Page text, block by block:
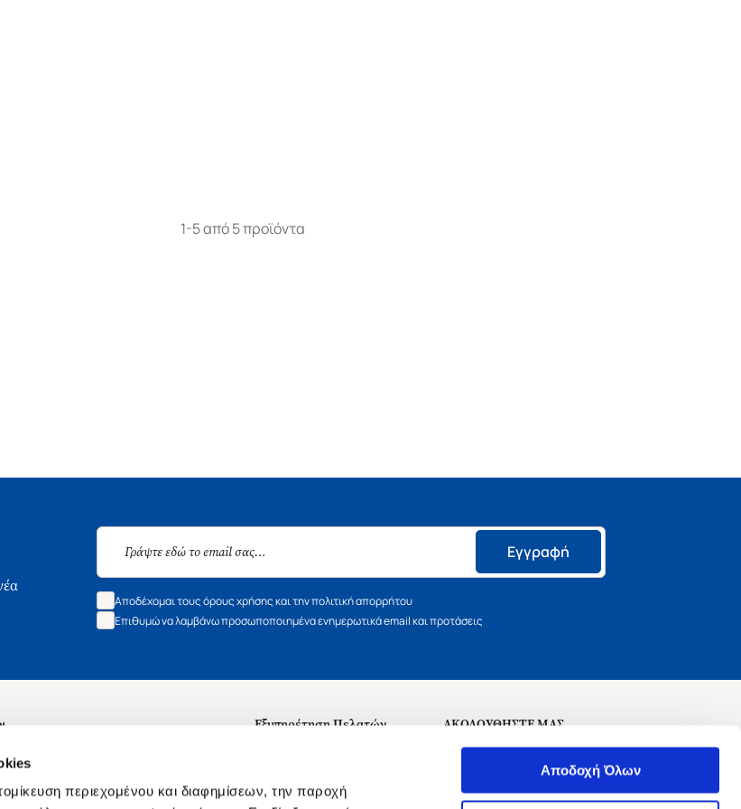
περιεχομένου και διαφημίσεων, την παροχή
Αποδοχή Όλων
1-5 από 5 προϊόντα
Εγγραφή
Αποδέχομαι τους όρους χρήσης και την πολιτική απορρήτου
Επιθυμώ να λαμβάνω προσωποποιημένα ενημερωτικά email και προτάσεις
Εξυπηρέτηση Πελατών
ΑΚΟΛΟΥΘΗΣΤΕ ΜΑΣ